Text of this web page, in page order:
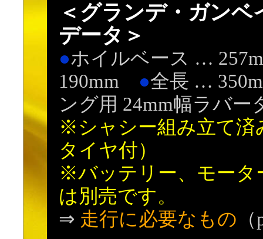
＜グランデ・ガン
データ＞
●ホイルベース …
190mm ●全長 …
ング用 24mm幅ラバー
※シャシー組み立て済
タイヤ付）
※バッテリー、モータ
は別売です。
⇒ 走行に必要なもの